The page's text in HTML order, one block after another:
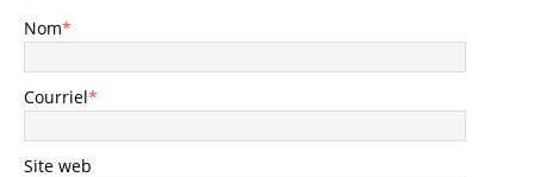
Nom*
Courriel*
Site web